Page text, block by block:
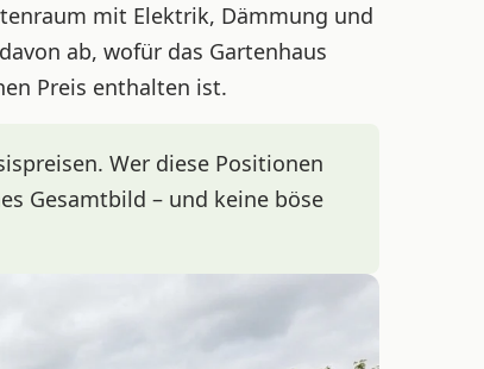
mit Elektrik, Dämmung und
ab, wofür das Gartenhaus
Preis enthalten ist.
Wer diese Positionen
Gesamtbild – und keine böse